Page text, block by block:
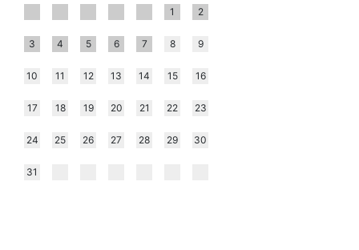
1 2
3 4 5 6 7 8 9
10 11 12 13 14 15 16
17 18 19 20 21 22 23
24 25 26 27 28 29 30
31